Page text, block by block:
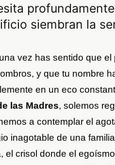
siembran la
vez has sentido que
y que tu nombre
en un eco
las Madres, solemos
a contemplar el
inagotable de una
el crisol donde el